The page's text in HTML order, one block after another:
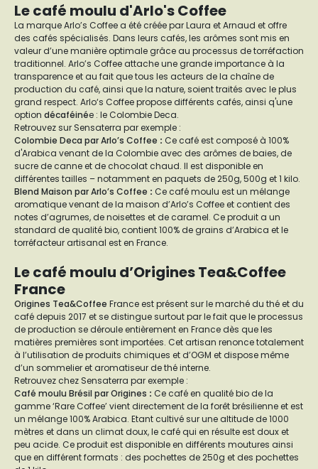
Le café moulu d'Arlo's Coffee
La marque Arlo’s Coffee a été créée par Laura et Arnaud et offre
des cafés spécialisés. Dans leurs cafés, les arômes sont mis en
valeur d’une manière optimale grâce au processus de torréfaction
traditionnel. Arlo’s Coffee attache une grande importance à la
transparence et au fait que tous les acteurs de la chaîne de
production du café, ainsi que la nature, soient traités avec le plus
grand respect. Arlo‘s Coffee propose différents cafés, ainsi q'une
option décaféinée : le Colombie Deca.
Retrouvez sur Sensaterra par exemple :
Colombie Deca par Arlo’s Coffee : Ce café est composé à 100%
d'Arabica venant de la Colombie avec des arômes de baies, de
sucre de canne et de chocolat chaud. Il est disponible en
différentes tailles – notamment en paquets de 250g, 500g et 1 kilo.
Blend Maison par Arlo’s Coffee : Ce café moulu est un mélange
aromatique venant de la maison d’Arlo’s Coffee et contient des
notes d’agrumes, de noisettes et de caramel. Ce produit a un
standard de qualité bio, contient 100% de grains d’Arabica et le
torréfacteur artisanal est en France.
Le café moulu d’Origines Tea&Coffee
France
Origines Tea&Coffee France est présent sur le marché du thé et du
café depuis 2017 et se distingue surtout par le fait que le processus
de production se déroule entièrement en France dès que les
matières premières sont importées. Cet artisan renonce totalement
à l’utilisation de produits chimiques et d’OGM et dispose même
d’un sommelier et aromatiseur de thé interne.
Retrouvez chez Sensaterra par exemple :
Café moulu Brésil par Origines : Ce café en qualité bio de la
gamme ‘Rare Coffee’ vient directement de la forêt brésilienne et est
un mélange 100% Arabica. Etant cultivé sur une altitude de 1000
mètres et dans un climat doux, le café qui en résulte est doux et
peu acide. Ce produit est disponible en différents moutures ainsi
que en différent formats : des pochettes de 250g et des pochettes